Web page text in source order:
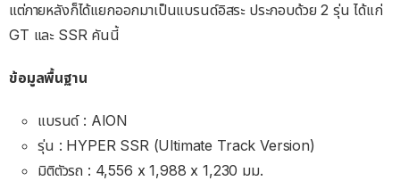
แต่ภายหลังก็ได้แยกออกมาเป็นแบรนด์อิสระ ประกอบด้วย 2 รุ่น ได้แก่
GT และ SSR คันนี้
ข้อมูลพื้นฐาน
แบรนด์ : AION
รุ่น : HYPER SSR (Ultimate Track Version)
มิติตัวรถ : 4,556 x 1,988 x 1,230 มม.